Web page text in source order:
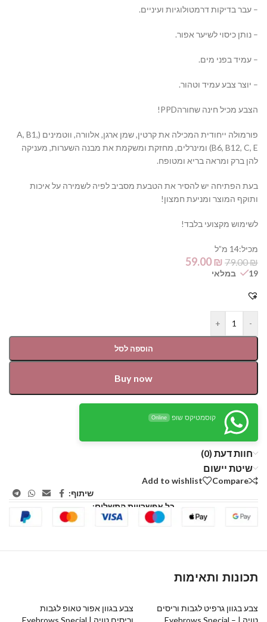
– עבר בדיקות דרמטולוגיות ועיניים.
– נותן כיסוי לשיער אפור.
– עמיד בפני מים.
– יוצר צבע עמיד וטהור.
הצבע מכיל חינה שחורהPPD!
פורמולה ייחודית המכילה את קרטין, שמן ארגן, אלוורה, ווטמינים (A, B1,
B6, B12, C, E) ומינרלים, מחזקת ומשקמת את מבנה השערות, מעניקה
להן ברק ומראה בריא ומטופח.
בעת הפתיחה יש להסיר את הטבעת מסביב לפיה לשמירה על איכות
ותוקף המוצר ומניעת חמצון!
לשימוש מקצועי בלבד!
מכיל:14 מ”ל
79.00₪
59.00₪
19 במלאי
-
+
הוספה לסל
Buy now
קוסמטיקס שופ Online
חוות דעת (0)
שיטת יישום
Compare
Add to wishlist
שיתוף:
כל אפשרויות התשלום:
תכונות ותאימות
צבע בגוון גרפיט לגבות וריסים
טויה | Eyebrows Special –
צבע בגוון אפור טאופ לגבות
וריסים טויה | Eyebrows Special